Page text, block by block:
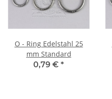
O - Ring Edelstahl 25
mm Standard
0,79 € *